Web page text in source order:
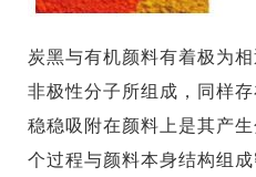
炭黑与有机颜料有着极为
非极性分子所组成，同样
稳稳吸附在颜料上是其产
个过程与颜料本身结构组成